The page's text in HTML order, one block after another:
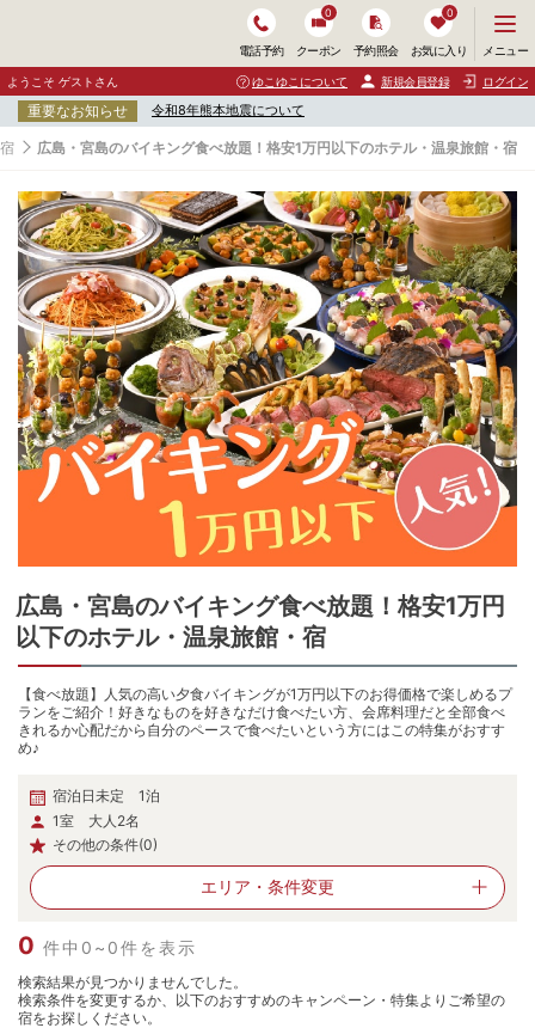
電話予約 クーポン
0
予約照会 お気に入り
0
ニ
ュ
ー
開
く
メニュー
ようこそ ゲストさん ゆこゆこについて 新規会員登録 ログイン
重要なお知らせ 令和8年熊本地震について
広島・宮島のバイキング食べ放題！格安1万円以下のホテル・温泉旅館・宿
広
島
・
宮
島
広島・宮島のバイキング食べ放題！格安1万円
以下のホテル・温泉旅館・宿
【食べ放題】人気の高い夕食バイキングが1万円以下のお得価格で楽しめるプ
ランをご紹介！好きなものを好きなだけ食べたい方、会席料理だと全部食べ
きれるか心配だから自分のペースで食べたいという方にはこの特集がおすす
め♪
宿泊日未定 1泊
1室 大人2名
その他の条件(0)
エリア・ 条件変更
0 件中0~0件を表示
検索結果が見つかりませんでした。
検索条件を変更するか、以下のおすすめのキャンペーン・特集よりご希望の
宿をお探しください。